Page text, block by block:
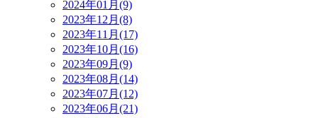
2024年01月(9)
2023年12月(8)
2023年11月(17)
2023年10月(16)
2023年09月(9)
2023年08月(14)
2023年07月(12)
2023年06月(21)